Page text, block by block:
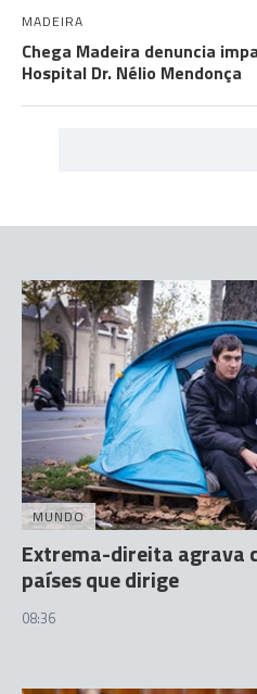
MADEIRA
Chega Madeira denuncia
Hospital Dr. Nélio Mendonça
MUNDO
Extrema-direita agrava
países que dirige
08:36